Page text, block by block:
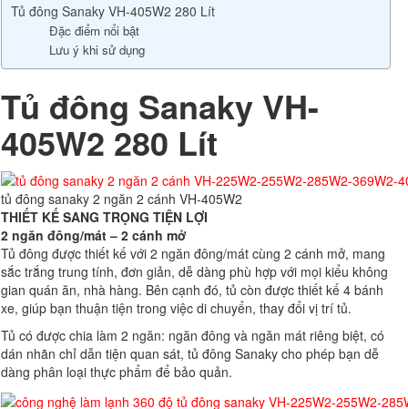
Tủ đông Sanaky VH-405W2 280 Lít
Đặc điểm nổi bật
Lưu ý khi sử dụng
Tủ đông Sanaky VH-
405W2 280 Lít
tủ đông sanaky 2 ngăn 2 cánh VH-405W2
THIẾT KẾ SANG TRỌNG TIỆN LỢI
2 ngăn đông/mát – 2 cánh mở
Tủ đông được thiết kế với 2 ngăn đông/mát cùng 2 cánh mở, mang
sắc trắng trung tính, đơn giản, dễ dàng phù hợp với mọi kiểu không
gian quán ăn, nhà hàng. Bên cạnh đó, tủ còn được thiết kế 4 bánh
xe, giúp bạn thuận tiện trong việc di chuyển, thay đổi vị trí tủ.
Tủ có được chia làm 2 ngăn: ngăn đông và ngăn mát riêng biệt, có
dán nhãn chỉ dẫn tiện quan sát, tủ đông Sanaky cho phép bạn dễ
dàng phân loại thực phẩm để bảo quản.